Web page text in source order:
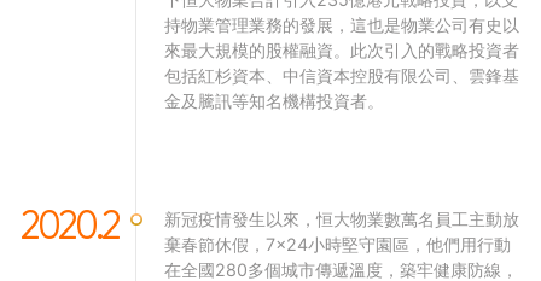
持物業管理業務的發展，這也是物業公司有史以
來最大規模的股權融資。此次引入的戰略投資者
包括紅杉資本、中信資本控股有限公司、雲鋒基
金及騰訊等知名機構投資者。
2020.2
新冠疫情發生以來，恒大物業數萬名員工主動放
棄春節休假，7×24小時堅守園區，他們用行動
在全國280多個城市傳遞溫度，築牢健康防線，